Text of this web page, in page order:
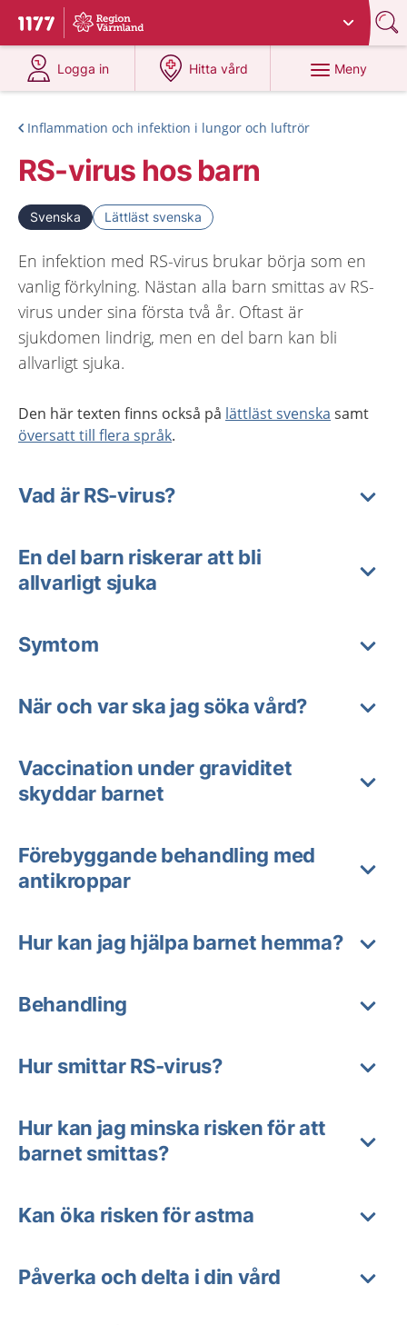
Till startsidan för 1177
Du har valt region
Logga in
på 1177.se
Hitta vård
på 1177.se
Meny
Inflammation och infektion i lungor och luftrör
RS-virus hos barn
Svenska Lättläst svenska
En infektion med RS-virus brukar börja som en
vanlig förkylning. Nästan alla barn smittas av RS-
virus under sina första två år. Oftast är
sjukdomen lindrig, men en del barn kan bli
allvarligt sjuka.
Den här texten finns också på lättläst svenska samt
översatt till flera språk.
Vad är RS-virus?
En del barn riskerar att bli
allvarligt sjuka
Symtom
När och var ska jag söka vård?
Vaccination under graviditet
skyddar barnet
Förebyggande behandling med
antikroppar
Hur kan jag hjälpa barnet hemma?
Behandling
Hur smittar RS-virus?
Hur kan jag minska risken för att
barnet smittas?
Kan öka risken för astma
Påverka och delta i din vård